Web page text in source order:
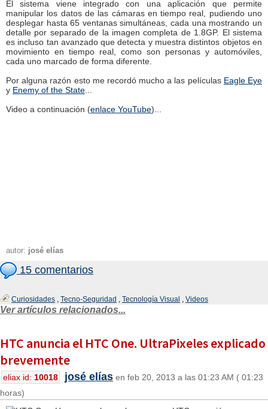
El sistema viene integrado con una aplicación que permite
manipular los datos de las cámaras en tiempo real, pudiendo uno
desplegar hasta 65 ventanas simultáneas, cada una mostrando un
detalle por separado de la imagen completa de 1.8GP. El sistema
es incluso tan avanzado que detecta y muestra distintos objetos en
movimiento en tiempo real, como son personas y automóviles,
cada uno marcado de forma diferente.
Por alguna razón esto me recordó mucho a las películas Eagle Eye
y Enemy of the State
Video a continuación (enlace YouTube)...
autor: josé elías
15 comentarios
Curiosidades , Tecno-Seguridad , Tecnología Visual , Videos
Ver artículos relacionados...
HTC anuncia el HTC One. UltraPixeles explicado
brevemente
eliax id: 10018 josé elías en feb 20, 2013 a las 01:23 AM ( 01:23
horas)